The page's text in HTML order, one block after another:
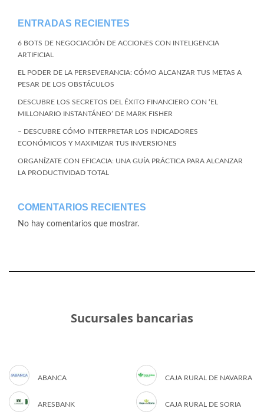
ENTRADAS RECIENTES
6 BOTS DE NEGOCIACIÓN DE ACCIONES CON INTELIGENCIA
ARTIFICIAL
EL PODER DE LA PERSEVERANCIA: CÓMO ALCANZAR TUS METAS A
PESAR DE LOS OBSTÁCULOS
DESCUBRE LOS SECRETOS DEL ÉXITO FINANCIERO CON ‘EL
MILLONARIO INSTANTÁNEO’ DE MARK FISHER
– DESCUBRE CÓMO INTERPRETAR LOS INDICADORES
ECONÓMICOS Y MAXIMIZAR TUS INVERSIONES
ORGANÍZATE CON EFICACIA: UNA GUÍA PRÁCTICA PARA ALCANZAR
LA PRODUCTIVIDAD TOTAL
COMENTARIOS RECIENTES
No hay comentarios que mostrar.
Sucursales bancarias
ABANCA
ARESBANK
CAJA RURAL DE NAVARRA
CAJA RURAL DE SORIA